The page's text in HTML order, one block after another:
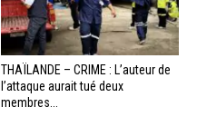
THAÏLANDE – CRIME : L’auteur de
l’attaque aurait tué deux
membres...